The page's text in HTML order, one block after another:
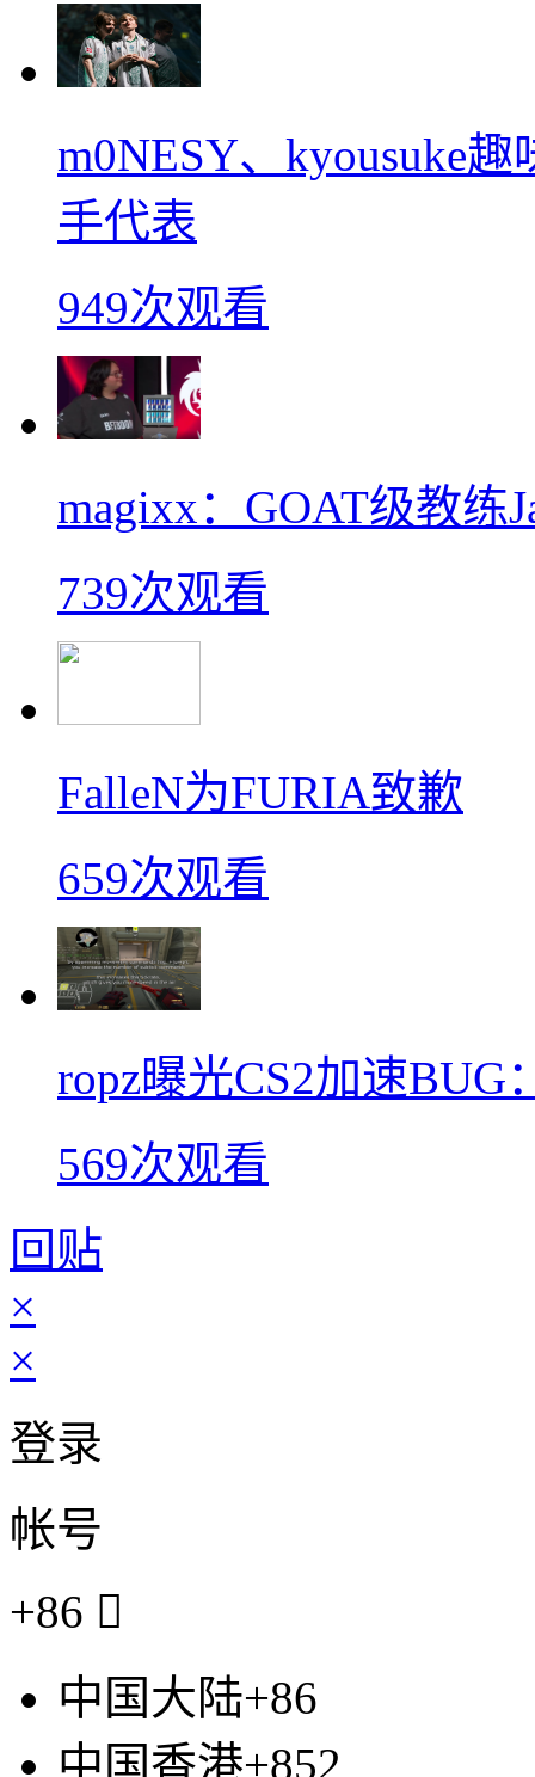
m0NESY、kyousuke
手代表
949次观看
magixx：GOAT级教练
739次观看
FalleN为FURIA致歉
659次观看
ropz曝光CS2加速
569次观看
回贴
×
×
登录
帐号
+86 
中国大陆+86
中国香港+852